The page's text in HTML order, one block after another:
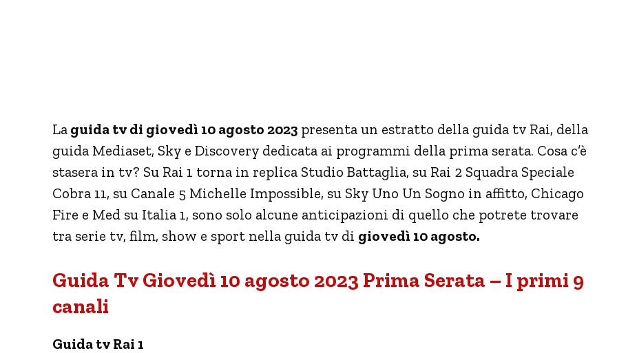
La guida tv di giovedì 10 agosto 2023 presenta un estratto della guida tv Rai, della
guida Mediaset, Sky e Discovery dedicata ai programmi della prima serata. Cosa c’è
stasera in tv? Su Rai 1 torna in replica Studio Battaglia, su Rai 2 Squadra Speciale
Cobra 11, su Canale 5 Michelle Impossible, su Sky Uno Un Sogno in affitto, Chicago
Fire e Med su Italia 1, sono solo alcune anticipazioni di quello che potrete trovare
tra serie tv, film, show e sport nella guida tv di giovedì 10 agosto.
Guida Tv Giovedì 10 agosto 2023 Prima Serata – I primi 9
canali
Guida tv Rai 1